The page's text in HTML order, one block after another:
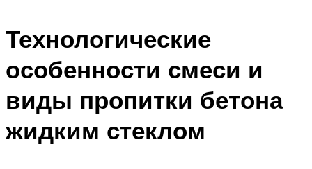
Технологические
особенности смеси и
виды пропитки бетона
жидким стеклом